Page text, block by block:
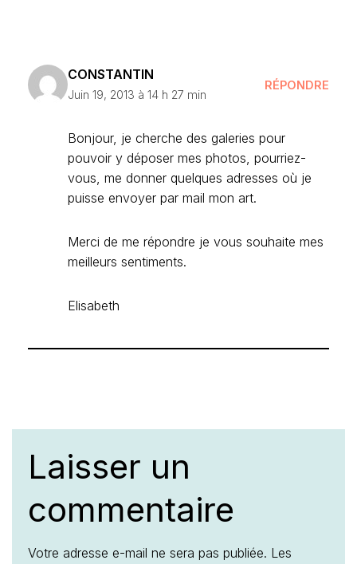
CONSTANTIN
Juin 19, 2013 à 14 h 27 min
RÉPONDRE
Bonjour, je cherche des galeries pour
pouvoir y déposer mes photos, pourriez-
vous, me donner quelques adresses où je
puisse envoyer par mail mon art.
Merci de me répondre je vous souhaite mes
meilleurs sentiments.
Elisabeth
Laisser un
commentaire
Votre adresse e-mail ne sera pas publiée. Les